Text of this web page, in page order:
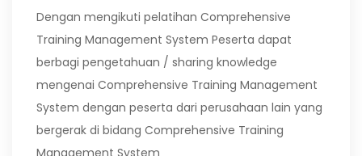
Dengan mengikuti pelatihan Comprehensive
Training Management System Peserta dapat
berbagi pengetahuan / sharing knowledge
mengenai Comprehensive Training Management
System dengan peserta dari perusahaan lain yang
bergerak di bidang Comprehensive Training
Management System